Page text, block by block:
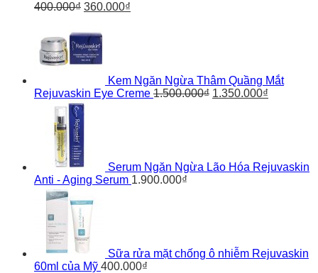
400.000₫ 360.000₫
Kem Ngăn Ngừa Thâm Quầng Mắt
Rejuvaskin Eye Creme 1.500.000₫ 1.350.000₫
Serum Ngăn Ngừa Lão Hóa Rejuvaskin
Anti - Aging Serum 1.900.000₫
Sữa rửa mặt chống ô nhiễm Rejuvaskin
60ml của Mỹ 400.000₫